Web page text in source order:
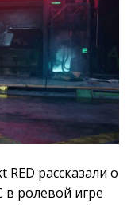
RED рассказали о
в ролевой игре